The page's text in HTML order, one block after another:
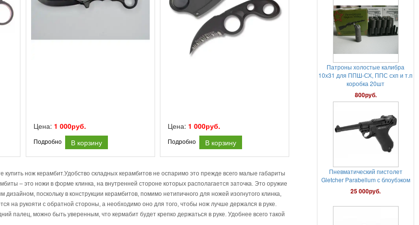
Патроны холостые калибра
10х31 для ППШ-СХ, ППС схп и т.п
коробка 20шт
800руб.
Пневматический пистолет
Gletcher Parabellum с блоубэком
25 000руб.
Цена: 1 000руб.
Подробно В корзину
Цена: 1 000руб.
Подробно В корзину
нож керамбит.Удобство складных керамбитов не оспаримо это прежде всего малые габариты
– это ножи в форме клинка, на внутренней стороне которых располагается заточка. Это оружие
поскольку в конструкции керамбитов, помимо нетипичного для ножей изогнутого клинка,
на рукояти с обратной стороны, а необходимо оно для того, чтобы нож лучше держался в руке.
палец, можно быть уверенным, что кермабит будет крепко держаться в руке. Удобнее всего такой